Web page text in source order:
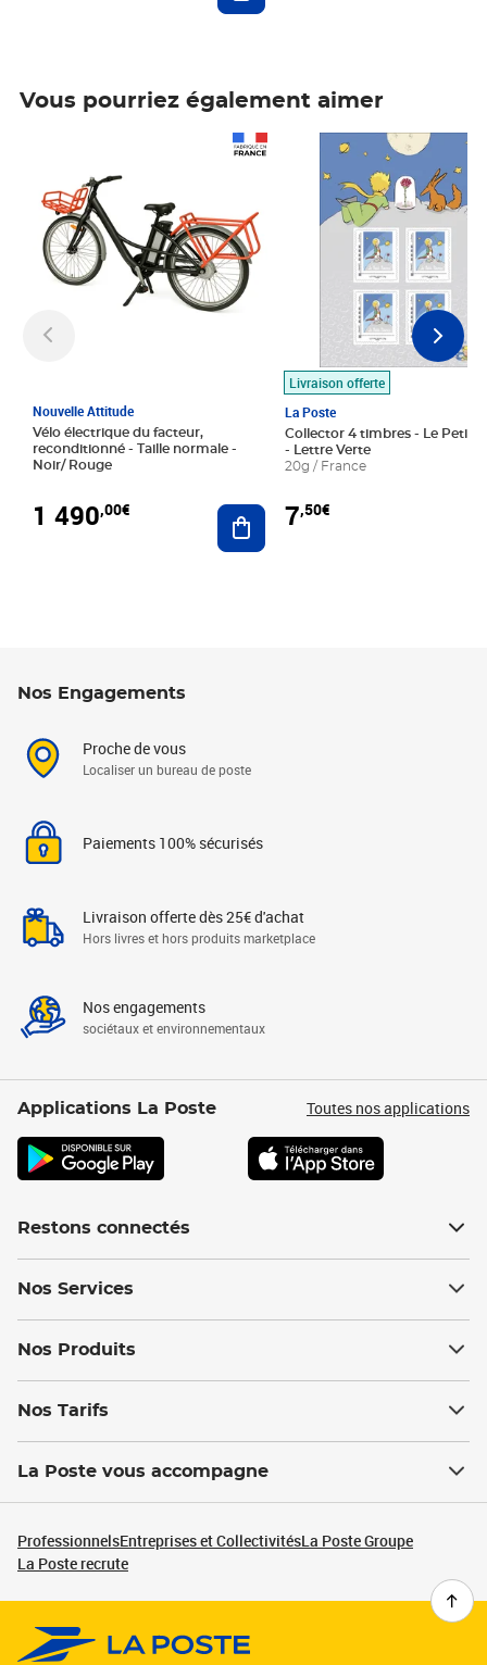
Vous pourriez également aimer
Nouvelle Attitude
Vélo électrique du facteur,
reconditionné - Taille normale -
Noir/ Rouge
1 490,00€ Ajouter au panier
Livraison offerte
La Poste
Collector 4 timbres - Le Petit
- Lettre Verte
20g / France
7,50€
Prix 7,50€
Nos Engagements
Proche de vous
Localiser un bureau de poste
Paiements 100% sécurisés
Livraison offerte dès 25€ d'achat
Hors livres et hors produits marketplace
Nos engagements
sociétaux et environnementaux
Applications La Poste Toutes nos applications
Restons connectés
Nos Services
Nos Produits
Nos Tarifs
La Poste vous accompagne
ProfessionnelsEntreprises et CollectivitésLa Poste Groupe
La Poste recrute